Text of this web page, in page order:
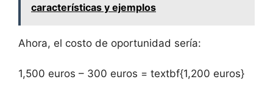
características y ejemplos
Ahora, el costo de oportunidad sería:
1,500 ⁤euros – 300 euros = textbf{1,200 euros}